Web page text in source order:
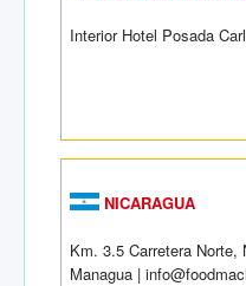
Interior Hotel Posada
NICARAGUA
Km. 3.5 Carretera
Managua |